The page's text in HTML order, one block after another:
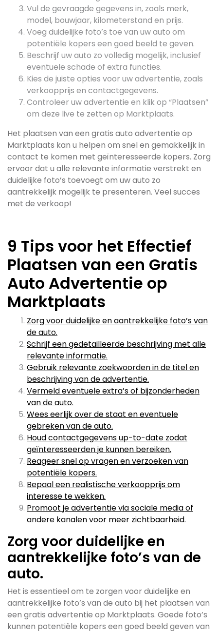
Vul de gevraagde gegevens in, zoals merk,
model, bouwjaar, kilometerstand en prijs.
Voeg duidelijke foto’s toe van uw auto om
potentiële kopers een goed beeld te geven.
Beschrijf uw auto zo volledig mogelijk, inclusief
eventuele schade of extra functies.
Kies de juiste opties voor uw advertentie, zoals
verkoopprijs en contactgegevens.
Controleer uw advertentie en klik op “Plaatsen”
om deze live te zetten op Marktplaats.
Het plaatsen van een gratis auto advertentie op
Marktplaats kan u helpen om snel en gemakkelijk in
contact te komen met geïnteresseerde kopers. Zorg
ervoor dat u alle relevante informatie verstrekt en
duidelijke foto’s toevoegt om uw auto zo
aantrekkelijk mogelijk te presenteren. Veel succes
met de verkoop!
9 Tips voor het Effectief
Plaatsen van een Gratis
Auto Advertentie op
Marktplaats
Zorg voor duidelijke en aantrekkelijke foto’s van
de auto.
Schrijf een gedetailleerde beschrijving met alle
relevante informatie.
Gebruik relevante zoekwoorden in de titel en
beschrijving van de advertentie.
Vermeld eventuele extra’s of bijzonderheden
van de auto.
Wees eerlijk over de staat en eventuele
gebreken van de auto.
Houd contactgegevens up-to-date zodat
geïnteresseerden je kunnen bereiken.
Reageer snel op vragen en verzoeken van
potentiële kopers.
Bepaal een realistische verkoopprijs om
interesse te wekken.
Promoot je advertentie via sociale media of
andere kanalen voor meer zichtbaarheid.
Zorg voor duidelijke en
aantrekkelijke foto’s van de
auto.
Het is essentieel om te zorgen voor duidelijke en
aantrekkelijke foto’s van de auto bij het plaatsen van
een gratis advertentie op Marktplaats. Goede foto’s
kunnen potentiële kopers een goed beeld geven van